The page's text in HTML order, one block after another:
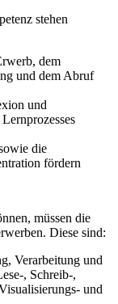
stehen
dem
und dem Abruf
und
die
fördern
müssen die
Diese sind:
Verarbeitung und
, Schreib-,
und